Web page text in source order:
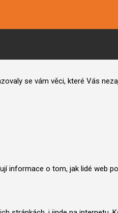
se vám věci, které Vás
o tom, jak lidé web